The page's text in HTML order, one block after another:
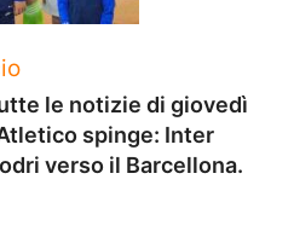
le notizie di giovedì
spinge: Inter
verso il Barcellona.